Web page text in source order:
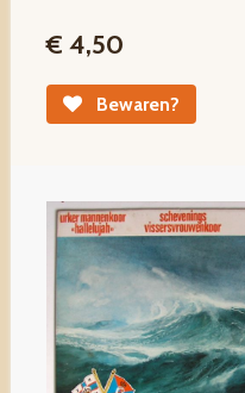
€ 4,50
Bewaren?